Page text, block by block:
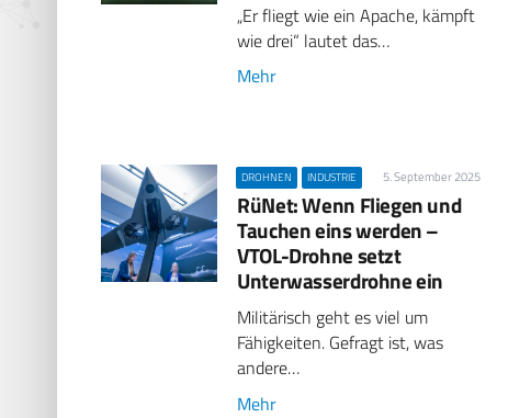
„Er fliegt wie ein Apache, kämpft
wie drei“ lautet das…
Mehr
DROHNEN INDUSTRIE 5. September 2025
RüNet: Wenn Fliegen und
Tauchen eins werden –
VTOL-Drohne setzt
Unterwasserdrohne ein
Militärisch geht es viel um
Fähigkeiten. Gefragt ist, was
andere…
Mehr